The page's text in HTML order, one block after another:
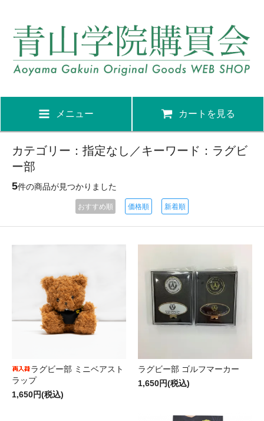
メニュー カートを見る
カテゴリー：指定なし／キーワード：ラグビ
ー部
5件の商品が見つかりました
おすすめ順 価格順 新着順
ラグビー部 ミニベアスト
ラップ
1,650円(税込)
ラグビー部 ゴルフマーカー
1,650円(税込)